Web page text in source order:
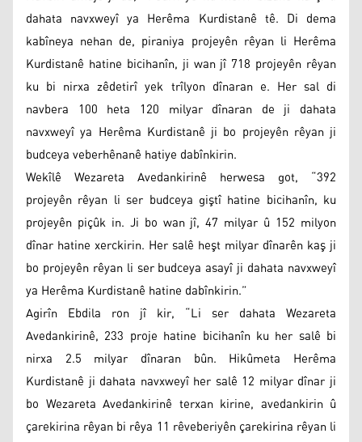
dahata navxweyî ya Herêma Kurdistanê tê. Di dema
kabîneya nehan de, piraniya projeyên rêyan li Herêma
Kurdistanê hatine bicihanîn, ji wan jî 718 projeyên rêyan
ku bi nirxa zêdetirî yek trîlyon dînaran e. Her sal di
navbera 100 heta 120 milyar dînaran de ji dahata
navxweyî ya Herêma Kurdistanê ji bo projeyên rêyan ji
budceya veberhênanê hatiye dabînkirin.
Wekîlê Wezareta Avedankirinê herwesa got, “392
projeyên rêyan li ser budceya giştî hatine bicihanîn, ku
projeyên piçûk in. Ji bo wan jî, 47 milyar û 152 milyon
dînar hatine xerckirin. Her salê heşt milyar dînarên kaş ji
bo projeyên rêyan li ser budceya asayî ji dahata navxweyî
ya Herêma Kurdistanê hatine dabînkirin.”
Agirîn Ebdila ron jî kir, “Li ser dahata Wezareta
Avedankirinê, 233 proje hatine bicihanîn ku her salê bi
nirxa 2.5 milyar dînaran bûn. Hikûmeta Herêma
Kurdistanê ji dahata navxweyî her salê 12 milyar dînar ji
bo Wezareta Avedankirinê terxan kirine, avedankirin û
çarekirina rêyan bi rêya 11 rêveberiyên çarekirina rêyan li